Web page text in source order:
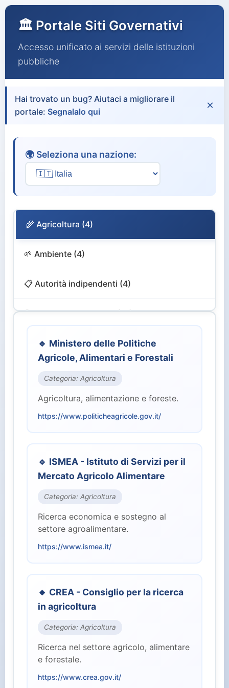
🏛️ Portale Siti Governativi
Accesso unificato ai servizi delle istituzioni
pubbliche
Hai trovato un bug? Aiutaci a migliorare il
portale: Segnalalo qui ×
🌍 Seleziona una nazione:
🌾 Agricoltura (4)
🌱 Ambiente (4)
📋 Autorità indipendenti (4)
🔍 Controllo e Vigilanza (12)
🎨 Cultura e Turismo (4)
💻 Digitale e Innovazione (4)
🏙️ Enti Territoriali (2)
⚖️ Giustizia (2)
🏭 Industria e Lavoro (8)
🏛️ Istituzioni Centrali (10)
🎓 Istruzione e Ricerca (7)
🏥 Salute (4)
🔹 Ministero delle Politiche
Agricole, Alimentari e Forestali
Categoria: Agricoltura
Agricoltura, alimentazione e foreste.
https://www.politicheagricole.gov.it/
🔹 ISMEA - Istituto di Servizi per il
Mercato Agricolo Alimentare
Categoria: Agricoltura
Ricerca economica e sostegno al
settore agroalimentare.
https://www.ismea.it/
🔹 CREA - Consiglio per la ricerca
in agricoltura
Categoria: Agricoltura
Ricerca nel settore agricolo, alimentare
e forestale.
https://www.crea.gov.it/